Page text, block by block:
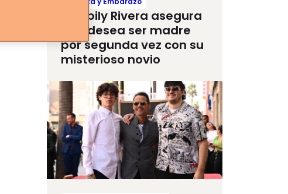
Maripily Rivera asegura
que desea ser madre
por segunda vez con su
misterioso novio